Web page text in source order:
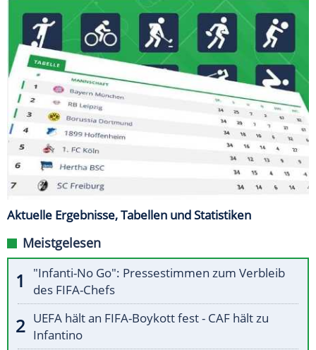
Aktuelle Ergebnisse, Tabellen und Statistiken
Meistgelesen
"Infanti-No Go": Pressestimmen zum Verbleib
des FIFA-Chefs
UEFA hält an FIFA-Boykott fest - CAF hält zu
Infantino